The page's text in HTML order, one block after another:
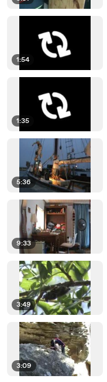
1:54
1:35
5:36
9:33
3:49
3:09